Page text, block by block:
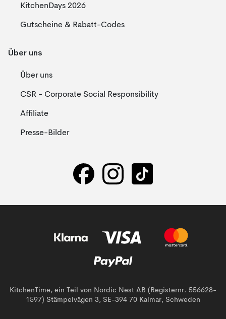
KitchenDays 2026
Gutscheine & Rabatt-Codes
Über uns
Über uns
CSR - Corporate Social Responsibility
Affiliate
Presse-Bilder
KitchenTime, ein Teil von Nordic Nest AB (Registernr. 556628-
1597) Stämpelvägen 3, SE-394 70 Kalmar, Schweden